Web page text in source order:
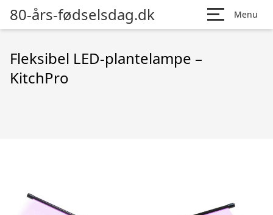
80-års-fødselsdag.dk Menu
Fleksibel LED-plantelampe –
KitchPro